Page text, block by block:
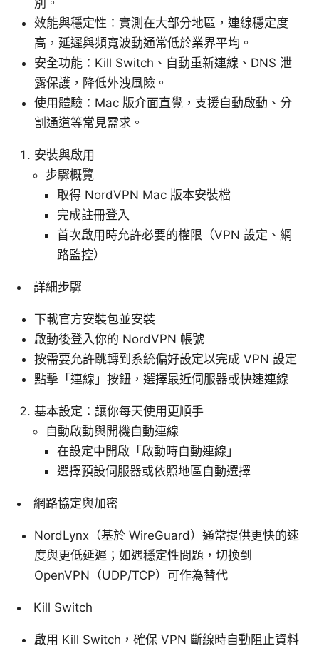
效能與穩定性：實測在大部分地區，連線穩定度
高，延遲與頻寬波動通常低於業界平均。
安全功能：Kill Switch、自動重新連線、DNS 泄
露保護，降低外洩風險。
使用體驗：Mac 版介面直覺，支援自動啟動、分
割通道等常見需求。
安裝與啟用
步驟概覽
取得 NordVPN Mac 版本安裝檔
完成註冊登入
首次啟用時允許必要的權限（VPN 設定、網
路監控）
詳細步驟
下載官方安裝包並安裝
啟動後登入你的 NordVPN 帳號
按需要允許跳轉到系統偏好設定以完成 VPN 設定
點擊「連線」按鈕，選擇最近伺服器或快速連線
基本設定：讓你每天使用更順手
自動啟動與開機自動連線
在設定中開啟「啟動時自動連線」
選擇預設伺服器或依照地區自動選擇
網路協定與加密
NordLynx（基於 WireGuard）通常提供更快的速
度與更低延遲；如遇穩定性問題，切換到
OpenVPN（UDP/TCP）可作為替代
Kill Switch
啟用 Kill Switch，確保 VPN 斷線時自動阻止資料